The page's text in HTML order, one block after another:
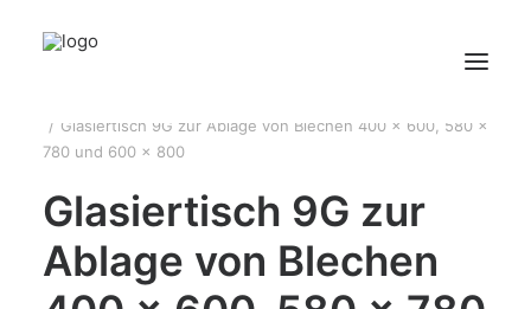
ÜBER UNS
PRODUKTE
KONTAKT
Glasiertisch 9G zur Ablage von Blechen 400 x 600, 580 x
780 und 600 x 800
Glasiertisch 9G zur
Ablage von Blechen